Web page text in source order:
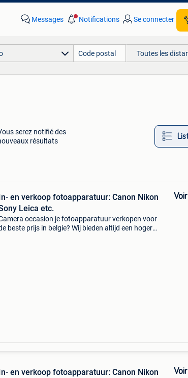
Messages Notifications Se connecter
Toutes les
serez notifié des
résultats
en verkoop fotoapparatuur: Canon Nikon
Leica etc.
occasion je fotoapparatuur verkopen voor
beste prijs in belgie? Wij bieden altijd een hogere
en verkoop fotoapparatuur: Canon Nikon